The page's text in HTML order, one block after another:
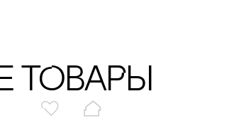
тОваРы